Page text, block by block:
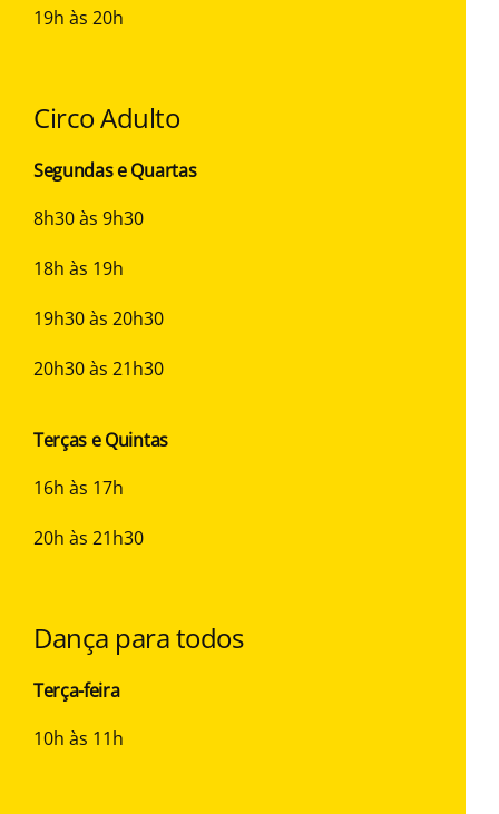
19h às 20h
Circo Adulto
Segundas e Quartas
8h30 às 9h30
18h às 19h
19h30 às 20h30
20h30às 21h30
Terças e Quintas
16h às 17h
20h às 21h30
Dança para todos
Terça-feira
10h às 11h